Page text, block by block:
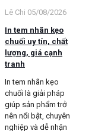
Lê Chi 05/08/2026
In tem nhãn kẹo
chuối uy tín, chất
lượng, giá cạnh
tranh
In tem nhãn kẹo
chuối là giải pháp
giúp sản phẩm trở
nên nổi bật, chuyên
nghiệp và dễ nhận